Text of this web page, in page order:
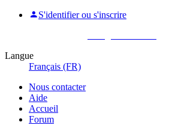
S'identifier ou s'inscrire
Langue
Français (FR)
Nous contacter
Aide
Accueil
Forum